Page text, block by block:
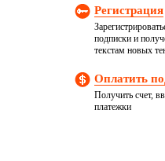
Регистрация
подписки и
текстам новых
Оплатить
Получить счет,
платежки